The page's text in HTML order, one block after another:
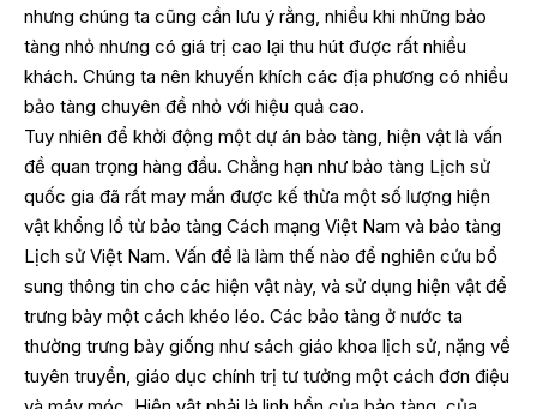
nhưng chúng ta cũng cần lưu ý rằng, nhiều khi những bảo
tàng nhỏ nhưng có giá trị cao lại thu hút được rất nhiều
khách. Chúng ta nên khuyến khích các địa phương có nhiều
bảo tàng chuyên đề nhỏ với hiệu quả cao.
Tuy nhiên để khởi động một dự án bảo tàng, hiện vật là vấn
đề quan trọng hàng đầu. Chẳng hạn như bảo tàng Lịch sử
quốc gia đã rất may mắn được kế thừa một số lượng hiện
vật khổng lồ từ bảo tàng Cách mạng Việt Nam và bảo tàng
Lịch sử Việt Nam. Vấn đề là làm thế nào để nghiên cứu bổ
sung thông tin cho các hiện vật này, và sử dụng hiện vật để
trưng bày một cách khéo léo. Các bảo tàng ở nước ta
thường trưng bày giống như sách giáo khoa lịch sử, nặng về
tuyên truyền, giáo dục chính trị tư tưởng một cách đơn điệu